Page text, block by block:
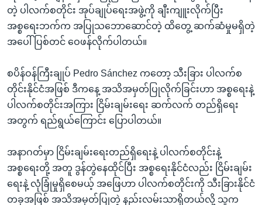
တဲ့ ပါလက်စတိုင်း အုပ်ချုပ်ရေးအဖွဲ့ကို ချီးကျူးလိုက်ပြီး
အစ္စရေးဘက်က အပြုသဘောဆောင်တဲ့ ထိတွေ့ ဆက်ဆံမှုမရှိတဲ့
အပေါ် ပြစ်တင် ဝေဖန်လိုက်ပါတယ်။​
စပိန်ဝန်ကြီးချုပ် Pedro Sánchez ကတော့ သီးခြား ပါလက်စ
တိုင်းနိုင်ငံအဖြစ် ဒီကနေ့ အသိအမှတ်ပြုလိုက်ခြင်းဟာ အစ္စရေးနဲ့
ပါလက်စတိုင်းအကြား ငြိမ်းချမ်းရေး ဆက်လက် တည်ရှိရေး
အတွက် ရည်ရွယ်ကြောင်း ပြောပါတယ်။
အနာဂတ်မှာ ငြိမ်းချမ်းရေးတည်ရှိရေးနဲ့ ပါလက်စတိုင်းနဲ့
အစ္စရေးတို့ အတူ ဒွန်တွဲနေထိုင်ပြီး အစ္စရေးနိုင်ငံလည်း ငြိမ်းချမ်း
ရေးနဲ့ လုံခြုံမှုရှိစေမယ့် အဖြေဟာ ပါလက်စတိုင်းကို သီးခြားနိုင်ငံ
တခုအဖြစ် အသိအမှတ်ပြုတဲ့ နည်းလမ်းသာရှိတယ်လို့ သူက